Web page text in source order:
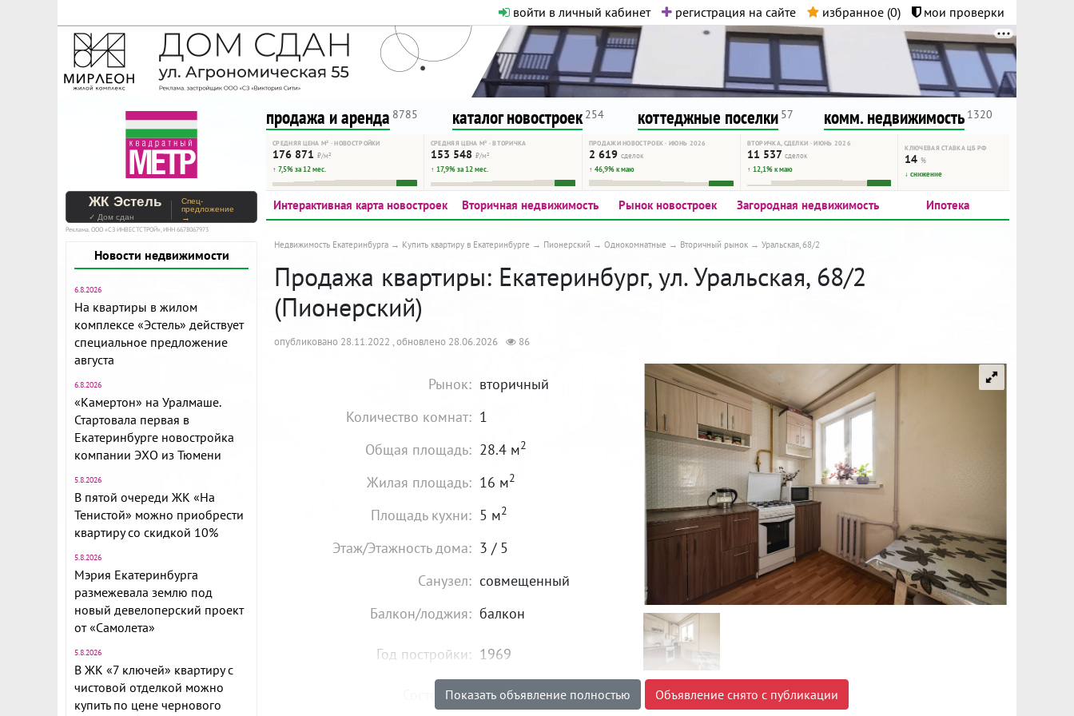
войти в личный кабинет регистрация на сайте избранное (0) мои проверки
На Метре реклама - только нормальная. Никакого шок-контента.
Помогайте независимому ресурсу, как он помогает вам. Удачи!
продажа и аренда 8785 каталог новостроек 254 коттеджные поселки 57 комм. недвижимость 1320
СРЕДНЯЯ ЦЕНА М² · НОВОСТРОЙКИ
176 871 ₽/м²
↑ 7,5% за 12 мес.
СРЕДНЯЯ ЦЕНА М² · ВТОРИЧКА
153 548 ₽/м²
↑ 17,9% за 12 мес.
ПРОДАЖИ НОВОСТРОЕК · ИЮНЬ 2026
2 619 сделок
↑ 46,9% к маю
ВТОРИЧКА, СДЕЛКИ · ИЮНЬ 2026
11 537 сделок
↑ 12,1% к маю
КЛЮЧЕВАЯ СТАВКА ЦБ РФ
14%
↓ снижение
ЖК Эстель
✓ Дом сдан
Спец-
предложение
→
Реклама. ООО «СЗ ИНВЕСТСТРОЙ», ИНН 6678067973
Новости недвижимости
6.8.2026
На квартиры в жилом
комплексе «Эстель» действует
специальное предложение
августа
6.8.2026
«Камертон» на Уралмаше.
Стартовала первая в
Екатеринбурге новостройка
компании ЭХО из Тюмени
5.8.2026
В пятой очереди ЖК «На
Тенистой» можно приобрести
квартиру со скидкой 10%
5.8.2026
Мэрия Екатеринбурга
размежевала землю под
новый девелоперский проект
от «Самолета»
5.8.2026
В ЖК «7 ключей» квартиру с
чистовой отделкой можно
купить по цене чернового
Интерактивная карта новостроек Вторичная недвижимость Рынок новостроек Загородная недвижимость Ипотека
Недвижимость Екатеринбурга Купить квартиру в Екатеринбурге Пионерский Однокомнатные Вторичный рынок Уральская, 68/2
Продажа квартиры: Екатеринбург, ул. Уральская, 68/2
(Пионерский)
опубликовано 28.11.2022 , обновлено 28.06.2026 86
Рынок: вторичный
Количество комнат: 1
Общая площадь: 28.4 м2
Жилая площадь: 16 м2
Площадь кухни: 5 м2
Этаж/Этажность дома: 3 / 5
Санузел: совмещенный
Балкон/лоджия: балкон
Год постройки: 1969
Состояние: хорошее
Показать объявление полностью Объявление снято с публикации